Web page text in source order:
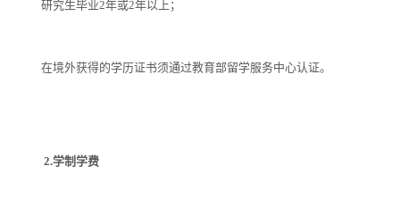
研究生毕业2年或2年以上；
在境外获得的学历证书须通过教育部留学服务中心认证。
2.学制学费